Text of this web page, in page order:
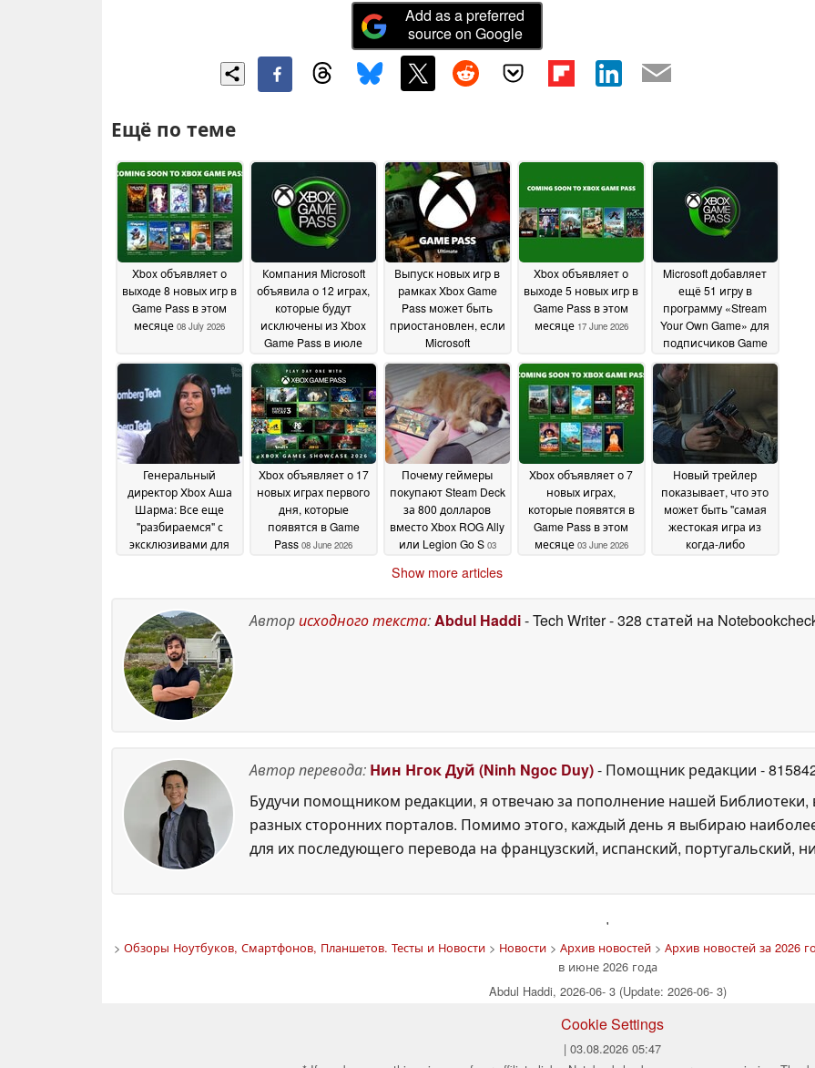
Add as a preferred
source on Google
Ещё по теме
Xbox объявляет о
выходе 8 новых игр в
Game Pass в этом
месяце 08 July 2026
Компания Microsoft
объявила о 12 играх,
которые будут
исключены из Xbox
Game Pass в июле
02 July 2026
Выпуск новых игр в
рамках Xbox Game
Pass может быть
приостановлен, если
Microsoft
соглашения о
публикации29 June
2026
Xbox объявляет о
выходе 5 новых игр в
Game Pass в этом
месяце 17 June 2026
Microsoft добавляет
ещё 51 игру в
программу «Stream
Your Own Game» для
подписчиков Game
16 June 2026
Генеральный
директор Xbox Аша
Шарма: Все еще
"разбираемся" с
эксклюзивами для
Xbox объявляет о 17
новых играх первого
дня, которые
появятся в Game
Pass 08 June 2026
Почему геймеры
покупают Steam Deck
за 800 долларов
вместо Xbox ROG Ally
или Legion Go S 03
Xbox объявляет о 7
новых играх,
которые появятся в
Game Pass в этом
месяце 03 June 2026
Новый трейлер
показывает, что это
может быть "самая
жестокая игра из
когда-либо
Show more articles
Авторисходного текста:Abdul Haddi- Tech Writer- 328 статей на
Автор перевода: Нин Нгок Дуй (Ninh Ngoc Duy)- Помощник редакции -
Будучи помощником редакции, я отвечаю за пополнение нашей
разных сторонних порталов. Помимо этого, каждый день я выбираю
для их последующего перевода на французский, испанский, португальский,
'
> Обзоры Ноутбуков, Смартфонов, Планшетов. Тесты и Новости > Новости > Архив новостей > Архив новостей за 2026
в июне 2026 года
Abdul Haddi, 2026-06- 3 (Update: 2026-06- 3)
Cookie Settings
| 03.08.2026 05:47